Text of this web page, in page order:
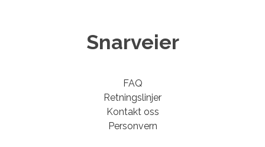
Snarveier
FAQ
Retningslinjer
Kontakt oss
Personvern